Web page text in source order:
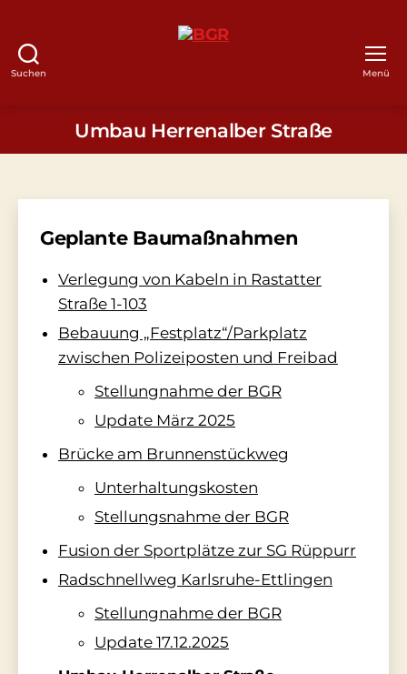
Suchen Menü
Umbau Herrenalber Straße
Geplante Baumaßnahmen
Verlegung von Kabeln in Rastatter
Straße 1-103
Bebauung „Festplatz“/Parkplatz
zwischen Polizeiposten und Freibad
Stellungnahme der BGR
Update März 2025
Brücke am Brunnenstückweg
Unterhaltungskosten
Stellungsnahme der BGR
Fusion der Sportplätze zur SG Rüppurr
Radschnellweg Karlsruhe-Ettlingen
Stellungnahme der BGR
Update 17.12.2025